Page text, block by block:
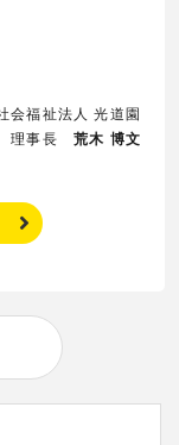
会福祉法人 光道園
理事長
荒木 博文